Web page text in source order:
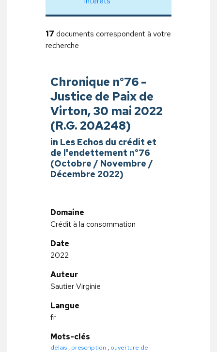
17 documents correspondent à votre
recherche
Chronique n°76 -
Justice de Paix de
Virton, 30 mai 2022
(R.G. 20A248)
in Les Echos du crédit et
de l'endettement n°76
(Octobre / Novembre /
Décembre 2022)
Domaine
Crédit à la consommation
Date
2022
Auteur
Sautier Virginie
Langue
fr
Mots-clés
délais , prescription , ouverture de